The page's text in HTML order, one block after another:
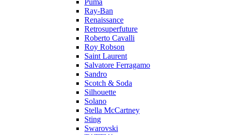
Puma
Ray-Ban
Renaissance
Retrosuperfuture
Roberto Cavalli
Roy Robson
Saint Laurent
Salvatore Ferragamo
Sandro
Scotch & Soda
Silhouette
Solano
Stella McCartney
Sting
Swarovski